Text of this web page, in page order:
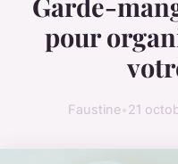
pour
Faustine 21